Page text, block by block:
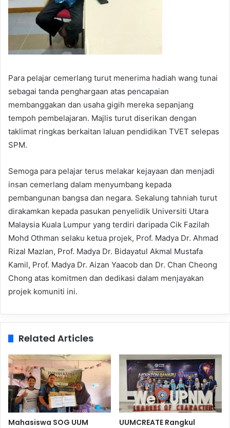
Para pelajar cemerlang turut menerima hadiah wang tunai
sebagai tanda penghargaan atas pencapaian
membanggakan dan usaha gigih mereka sepanjang
tempoh pembelajaran. Majlis turut diserikan dengan
taklimat ringkas berkaitan laluan pendidikan TVET selepas
SPM.
Semoga para pelajar terus melakar kejayaan dan menjadi
insan cemerlang dalam menyumbang kepada
pembangunan bangsa dan negara. Sekalung tahniah turut
dirakamkan kepada pasukan penyelidik Universiti Utara
Malaysia Kuala Lumpur yang terdiri daripada Cik Fazilah
Mohd Othman selaku ketua projek, Prof. Madya Dr. Ahmad
Rizal Mazlan, Prof. Madya Dr. Bidayatul Akmal Mustafa
Kamil, Prof. Madya Dr. Aizan Yaacob dan Dr. Chan Cheong
Chong atas komitmen dan dedikasi dalam menjayakan
projek komuniti ini.
Related Articles
Mahasiswa SOG UUM
UUMCREATE Rangkul